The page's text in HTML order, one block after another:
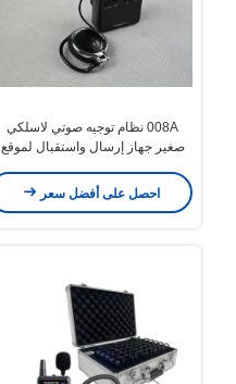
008A نظام توجيه صوتي لاسلكي
صغير جهاز إرسال واستقبال لموقع
احصل على أفضل سعر